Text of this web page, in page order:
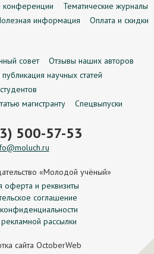
конференции
Тематические журналы
информация
Оплата и скидки
совет
Отзывы наших авторов
научных статей
магистранту
Спецвыпуски
500-57-53
«Молодой учёный»
оферта и реквизиты
соглашение
рассылки
сайта OctoberWeb